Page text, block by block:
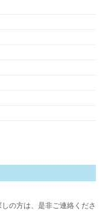
の方は、是非ご連絡くださ